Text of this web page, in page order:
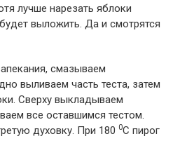
лучше нарезать яблоки
выложить. Да и смотрятся
смазываем
выливаем часть теста, затем
Сверху выкладываем
все оставшимся тестом.
духовку. При 180 0С пирог